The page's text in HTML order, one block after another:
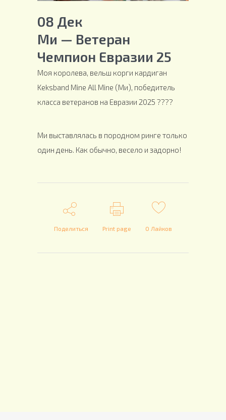
08 Дек
Ми — Ветеран
Чемпион Евразии 25
Моя королева, вельш корги кардиган
Keksband Mine All Mine (Ми), победитель
класса ветеранов на Евразии 2025 ????
Ми выставлялась в породном ринге только
один день. Как обычно, весело и задорно!
Поделиться Print page 0 Лайков